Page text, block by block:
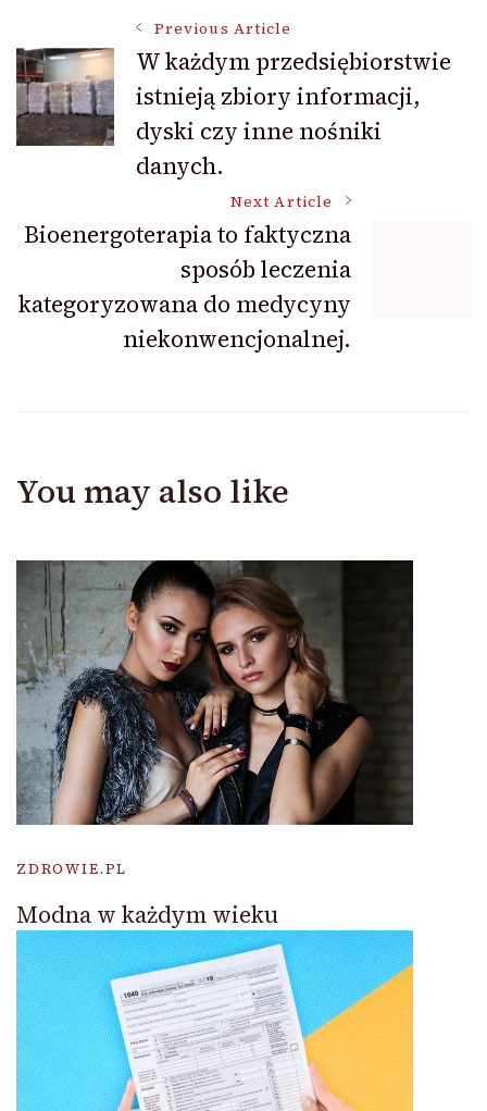
Post
Navigation
Previous Article
W każdym przedsiębiorstwie
istnieją zbiory informacji,
dyski czy inne nośniki
danych.
Next Article
Bioenergoterapia to faktyczna
sposób leczenia
kategoryzowana do medycyny
niekonwencjonalnej.
You may also like
ZDROWIE.PL
Modna w każdym wieku